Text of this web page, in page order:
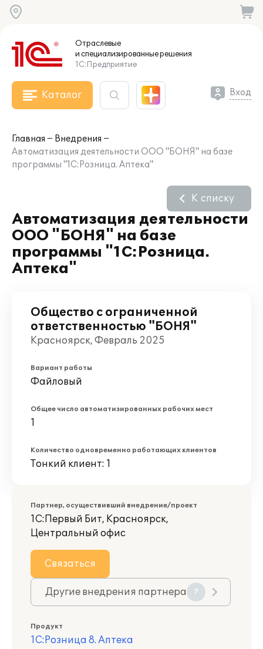
Отраслевые
и специализированныерешения
1С:Предприятие
Каталог Вход
Главная
Внедрения
Автоматизация деятельности ООО "БОНЯ" на базе
программы "1С:Розница. Аптека"
Автоматизация деятельности
ООО "БОНЯ" на базе
программы "1С:Розница.
Аптека"
К списку
Общество с ограниченной
ответственностью "БОНЯ"
Красноярск, Февраль 2025
Вариант работы
Файловый
Общее число автоматизированных рабочих мест
1
Количество одновременно работающих клиентов
Тонкий клиент: 1
Партнер, осуществивший внедрение/проект
1С:Первый Бит, Красноярск,
Центральный офис
Связаться
Другие внедрения партнера 7
Продукт
1С:Розница 8. Аптека